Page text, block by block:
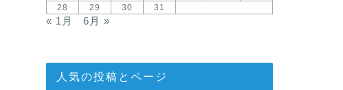
28
29 30 31
« 1月 6月 »
人気の投稿とページ